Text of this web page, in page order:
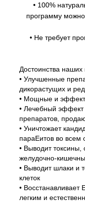
• 100%
программу
• Не требует
Достоинства
• Улучшенные
дикорастущих и
• Мощные и
• Лечебный
препаратов,
• Уничтожает
параЕитов во всем
• Выводит токсины,
желудочно-
• Выводит шлаки и
клеток
• Восстанавливает
легким и